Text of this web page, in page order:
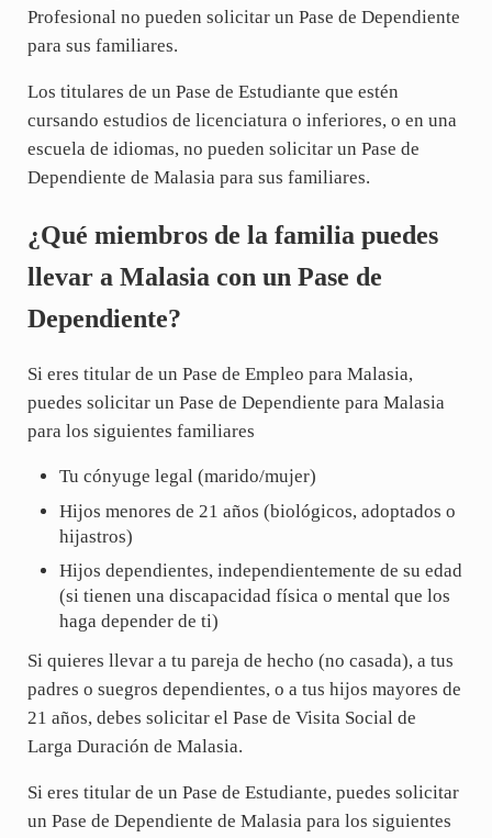
Profesional no pueden solicitar un Pase de Dependiente
para sus familiares.
Los titulares de un Pase de Estudiante que estén
cursando estudios de licenciatura o inferiores, o en una
escuela de idiomas, no pueden solicitar un Pase de
Dependiente de Malasia para sus familiares.
¿Qué miembros de la familia puedes
llevar a Malasia con un Pase de
Dependiente?
Si eres titular de un Pase de Empleo para Malasia,
puedes solicitar un Pase de Dependiente para Malasia
para los siguientes familiares
Tu cónyuge legal (marido/mujer)
Hijos menores de 21 años (biológicos, adoptados o
hijastros)
Hijos dependientes, independientemente de su edad
(si tienen una discapacidad física o mental que los
haga depender de ti)
Si quieres llevar a tu pareja de hecho (no casada), a tus
padres o suegros dependientes, o a tus hijos mayores de
21 años, debes solicitar el Pase de Visita Social de
Larga Duración de Malasia.
Si eres titular de un Pase de Estudiante, puedes solicitar
un Pase de Dependiente de Malasia para los siguientes